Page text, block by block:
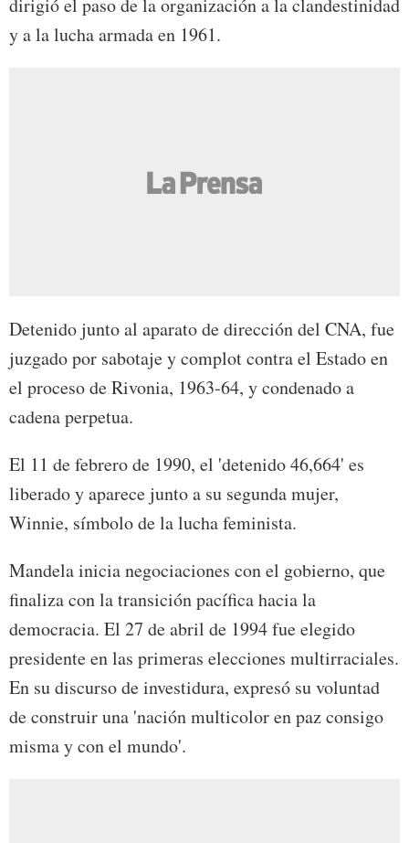
dirigió el paso de la organización a la clandestinidad
y a la lucha armada en 1961.
Detenido junto al aparato de dirección del CNA, fue
juzgado por sabotaje y complot contra el Estado en
el proceso de Rivonia, 1963-64, y condenado a
cadena perpetua.
El 11 de febrero de 1990, el 'detenido 46,664' es
liberado y aparece junto a su segunda mujer,
Winnie, símbolo de la lucha feminista.
Mandela inicia negociaciones con el gobierno, que
finaliza con la transición pacífica hacia la
democracia. El 27 de abril de 1994 fue elegido
presidente en las primeras elecciones multirraciales.
En su discurso de investidura, expresó su voluntad
de construir una 'nación multicolor en paz consigo
misma y con el mundo'.